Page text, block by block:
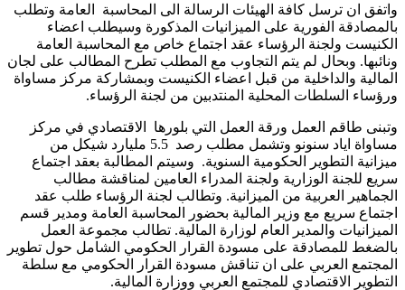
واتفق ان ترسل كافة الهيئات الرسالة الى المحاسبة العامة وتطلب
بالمصادقة الفورية على الميزانيات المذكورة وسيطلب اعضاء
الكنيست ولجنة الرؤساء عقد اجتماع خاص مع المحاسبة العامة
ونائبها. وبحال لم يتم التجاوب مع المطلب تطرح المطالب على لجان
المالية والداخلية من قبل اعضاء الكنيست وبمشاركة مركز مساواة
ورؤساء السلطات المحلية المنتدبين من لجنة الرؤساء.
وتبنى طاقم العمل ورقة العمل التي بلورها الاقتصادي في مركز
مساواة اياد سنونو وتشمل مطلب رصد 5.5 مليارد شيكل من
ميزانية التطوير الحكومية السنوية. وسيتم المطالبة بعقد اجتماع
سريع للجنة الوزارية ولجنة المدراء العامين لمناقشة مطالب
الجماهير العربية من الميزانية. وتطالب لجنة الرؤساء طلب عقد
اجتماع سريع مع وزير المالية بحضور المحاسبة العامة ومدير قسم
الميزانيات والمدير العام لوزارة المالية. تطالب مجموعة العمل
بالضغط للمصادقة على مسودة القرار الحكومي الشامل حول تطوير
المجتمع العربي على ان تناقش مسودة القرار الحكومي مع سلطة
التطوير الاقتصادي للمجتمع العربي ووزارة المالية.